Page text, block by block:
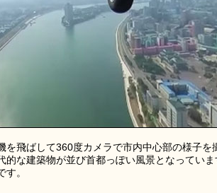
を飛ばして360度カメラで市内中心部の様子を
的な建築物が並び首都っぽい風景となってい
。